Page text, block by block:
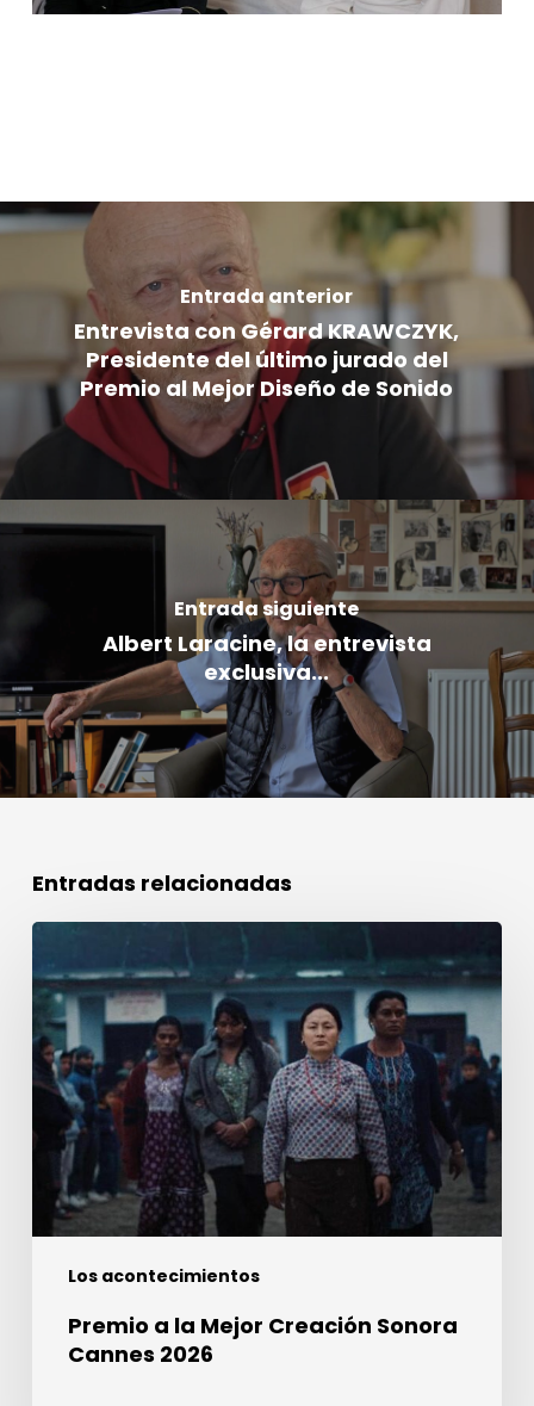
Entrada anterior
Entrevista con Gérard KRAWCZYK,
Presidente del último jurado del
Premio al Mejor Diseño de Sonido
Entrada siguiente
Albert Laracine, la entrevista
exclusiva...
Entradas relacionadas
Los acontecimientos
la
Mejor
Creación
Sonora
Cannes
2026
Premio a la Mejor Creación Sonora
Cannes 2026